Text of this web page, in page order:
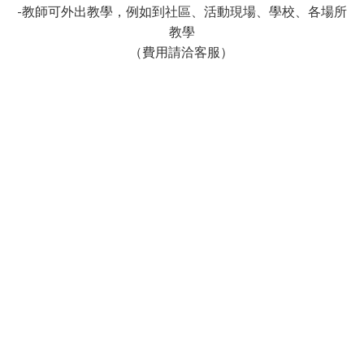
-教師可外出教學，例如到社區、活動現場、學校、各場所
教學
（費用請洽客服）